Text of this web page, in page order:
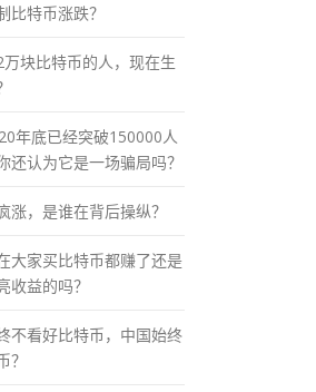
比特币涨跌？
块比特币的人，现在生
年底已经突破150000人
还认为它是一场骗局吗？
涨，是谁在背后操纵？
大家买比特币都赚了还是
收益的吗？
不看好比特币，中国始终
？